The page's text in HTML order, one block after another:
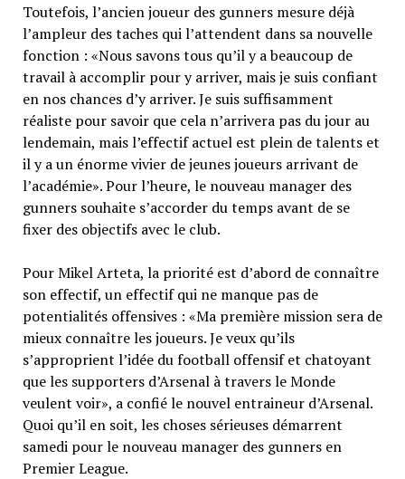
Toutefois, l’ancien joueur des gunners mesure déjà
l’ampleur des taches qui l’attendent dans sa nouvelle
fonction : «Nous savons tous qu’il y a beaucoup de
travail à accomplir pour y arriver, mais je suis confiant
en nos chances d’y arriver. Je suis suffisamment
réaliste pour savoir que cela n’arrivera pas du jour au
lendemain, mais l’effectif actuel est plein de talents et
il y a un énorme vivier de jeunes joueurs arrivant de
l’académie». Pour l’heure, le nouveau manager des
gunners souhaite s’accorder du temps avant de se
fixer des objectifs avec le club.
Pour Mikel Arteta, la priorité est d’abord de connaître
son effectif, un effectif qui ne manque pas de
potentialités offensives : «Ma première mission sera de
mieux connaître les joueurs. Je veux qu’ils
s’approprient l’idée du football offensif et chatoyant
que les supporters d’Arsenal à travers le Monde
veulent voir», a confié le nouvel entraineur d’Arsenal.
Quoi qu’il en soit, les choses sérieuses démarrent
samedi pour le nouveau manager des gunners en
Premier League.